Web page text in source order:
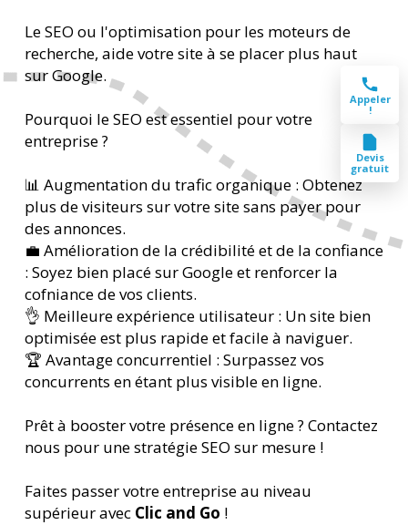
Le SEO ou l'optimisation pour les moteurs de
recherche, aide votre site à se placer plus haut
sur Google.
Pourquoi le SEO est essentiel pour votre
entreprise ?
📊 Augmentation du trafic organique : Obtenez
plus de visiteurs sur votre site sans payer pour
des annonces.
💼 Amélioration de la crédibilité et de la confiance
: Soyez bien placé sur Google et renforcer la
cofniance de vos clients.
👌 Meilleure expérience utilisateur : Un site bien
optimisée est plus rapide et facile à naviguer.
🏆 Avantage concurrentiel : Surpassez vos
concurrents en étant plus visible en ligne.
Prêt à booster votre présence en ligne ? Contactez
nous pour une stratégie SEO sur mesure !
Faites passer votre entreprise au niveau
supérieur avec Clic and Go !
Appeler
!
Devis
gratuit